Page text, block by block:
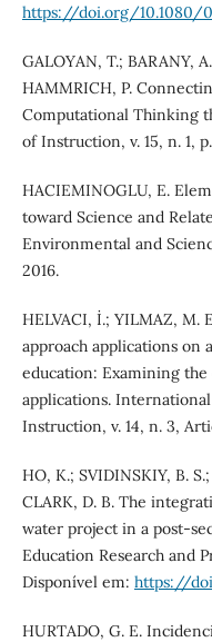
https://doi.org/10.1080/
GALOYAN, T.; BARANY,
HAMMRICH, P.
Computational Thinking
of Instruction, v. 15, n. 1,
HACIEMINOGLU, E.
toward Science and
Environmental and
2016.
HELVACI, İ.; YILMAZ, M.
approach applications on
education: Examining
applications.
Instruction, v. 14, n. 3,
HO, K.; SVIDINSKIY, B.
CLARK, D. B. The
water project in a post-
Education Research and
Disponível em: https://
HURTADO, G. E.